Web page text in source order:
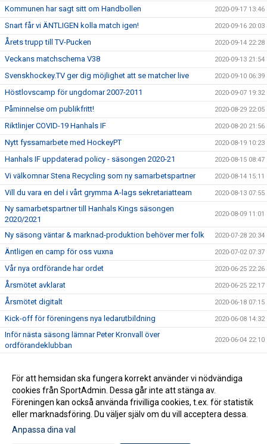
Kommunen har sagt sitt om Handbollen 2020-09-17 13:46
Snart får vi ÄNTLIGEN kolla match igen! 2020-09-16 20:03
Årets trupp till TV-Pucken 2020-09-14 22:28
Veckans matchschema V38 2020-09-13 21:54
Svenskhockey.TV ger dig möjlighet att se matcher live 2020-09-10 06:39
Höstlovscamp för ungdomar 2007-2011 2020-09-07 19:32
Påminnelse om publikfritt! 2020-08-29 22:05
Riktlinjer COVID-19 Hanhals IF 2020-08-20 21:56
Nytt fyssamarbete med HockeyPT 2020-08-19 10:23
Hanhals IF uppdaterad policy - säsongen 2020-21 2020-08-15 08:47
Vi välkomnar Stena Recycling som ny samarbetspartner 2020-08-14 15:11
Vill du vara en del i vårt grymma A-lags sekretariatteam 2020-08-13 07:55
Ny samarbetspartner till Hanhals Kings säsongen
2020/2021
2020-08-09 11:01
Ny säsong väntar & marknad-produktion behöver mer folk 2020-07-28 20:34
Äntligen en camp för oss vuxna 2020-07-02 07:37
Vår nya ordförande har ordet 2020-06-25 22:26
Årsmötet avklarat 2020-06-25 22:17
Årsmötet digitalt 2020-06-18 07:15
Kick-off för föreningens nya ledarutbildning 2020-06-08 14:32
Inför nästa säsong lämnar Peter Kronvall över
ordförandeklubban
2020-06-04 22:10
Hanhals Kings sluter avtal med Warrior Hockey 2020-06-01 18:19
Vi är Hanhals Kings 2020-05-27 14:55
För att hemsidan ska fungera korrekt använder vi nödvändiga
cookies från SportAdmin. Dessa går inte att stänga av.
Föreningen kan också använda frivilliga cookies, t.ex. för statistik
eller marknadsföring. Du väljer själv om du vill acceptera dessa.
Anpassa dina val